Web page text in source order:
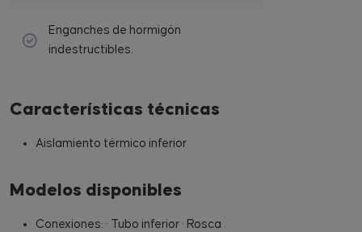
Enganches de hormigón
indestructibles.
Características técnicas
Aislamiento térmico inferior
Modelos disponibles
Conexiones: · Tubo inferior · Rosca